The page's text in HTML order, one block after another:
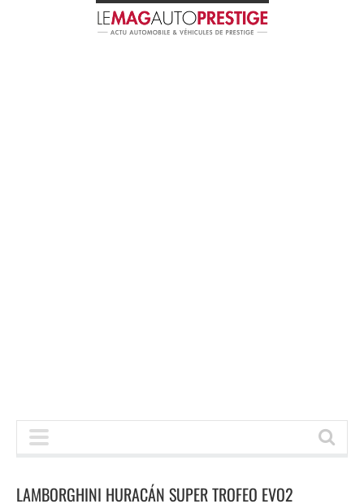
LAMBORGHINI HURACÁN SUPER TROFEO EVO2